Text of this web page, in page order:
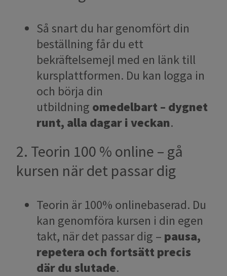
Så snart du har genomfört din
beställning får du ett
bekräftelsemejl med en länk till
kursplattformen. Du kan logga in
och börja din
utbildning omedelbart – dygnet
runt, alla dagar i veckan.
2. Teorin 100 % online – gå
kursen när det passar dig
Teorin är 100% onlinebaserad. Du
kan genomföra kursen i din egen
takt, när det passar dig – pausa,
repetera och fortsätt precis
där du slutade.